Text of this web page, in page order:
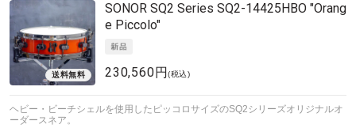
SONOR SQ2 Series SQ2-14425HBO "Orang
e Piccolo"
230,560円(税込)
ヘビー・ビーチシェルを使用したピッコロサイズのSQ2シリーズオリジナルオ
ーダースネア。